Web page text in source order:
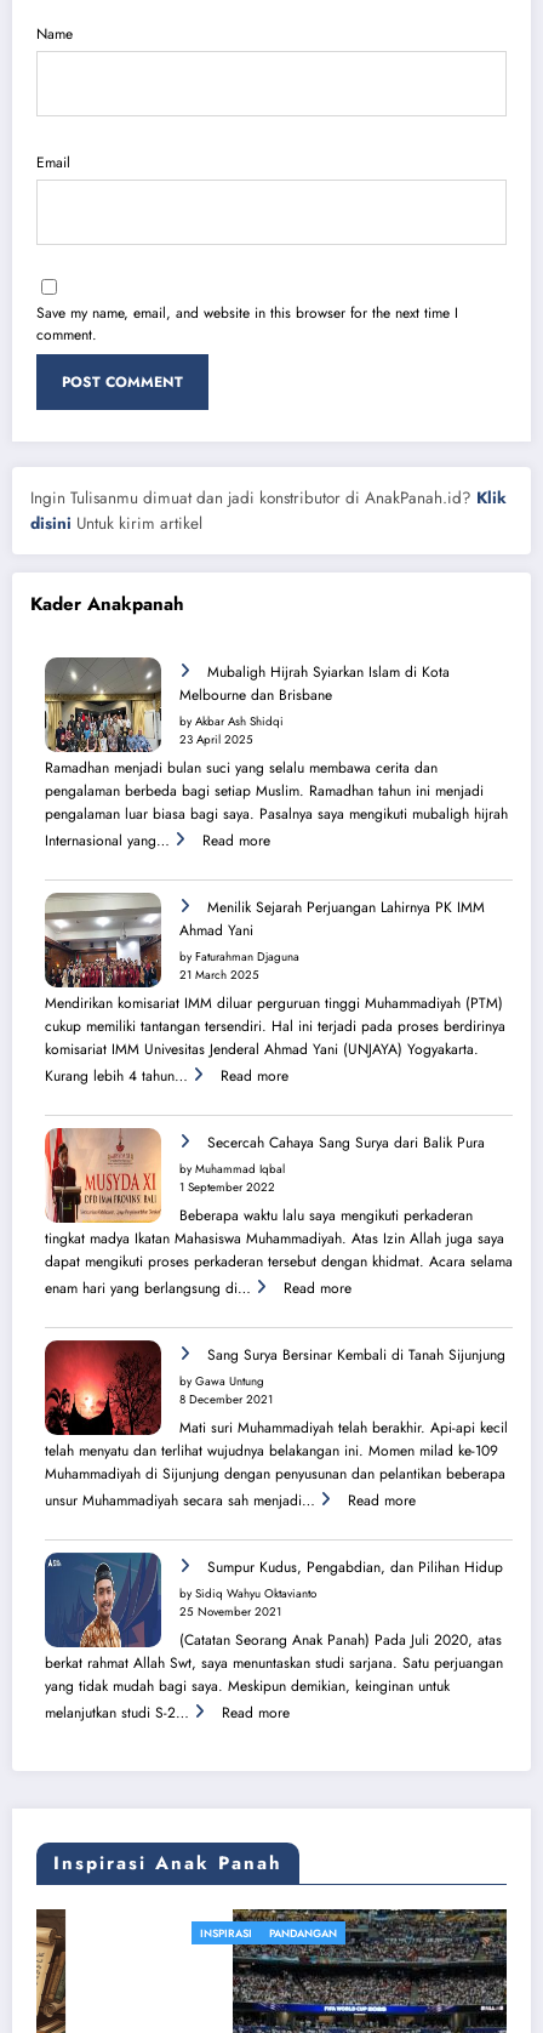
Name
Email
Save my name, email, and website in this browser for the next time I
comment.
Ingin Tulisanmu dimuat dan jadi konstributor di AnakPanah.id? Klik
disini Untuk kirim artikel
Kader Anakpanah
Mubaligh Hijrah Syiarkan Islam di Kota
Melbourne dan Brisbane
by Akbar Ash Shidqi
23 April 2025
Ramadhan menjadi bulan suci yang selalu membawa cerita dan
pengalaman berbeda bagi setiap Muslim. Ramadhan tahun ini menjadi
pengalaman luar biasa bagi saya. Pasalnya saya mengikuti mubaligh hijrah
Internasional yang…
Read more:
Hijrah
Syiarkan
di
Melbourne
dan
Brisbane
Menilik Sejarah Perjuangan Lahirnya PK IMM
Ahmad Yani
by Faturahman Djaguna
21 March 2025
Mendirikan komisariat IMM diluar perguruan tinggi Muhammadiyah (PTM)
cukup memiliki tantangan tersendiri. Hal ini terjadi pada proses berdirinya
komisariat IMM Univesitas Jenderal Ahmad Yani (UNJAYA) Yogyakarta.
Kurang lebih 4 tahun…
Read more:
Sejarah
Perjuangan
IMM
Ahmad
Yani
Secercah Cahaya Sang Surya dari Balik Pura
by Muhammad Iqbal
1 September 2022
Beberapa waktu lalu saya mengikuti perkaderan
tingkat madya Ikatan Mahasiswa Muhammadiyah. Atas Izin Allah juga saya
dapat mengikuti proses perkaderan tersebut dengan khidmat. Acara selama
enam hari yang berlangsung di…
Read more:
Cahaya
Sang
Balik
Pura
Sang Surya Bersinar Kembali di Tanah Sijunjung
by Gawa Untung
8 December 2021
Mati suri Muhammadiyah telah berakhir. Api-api kecil
telah menyatu dan terlihat wujudnya belakangan ini. Momen milad ke-109
Muhammadiyah di Sijunjung dengan penyusunan dan pelantikan beberapa
unsur Muhammadiyah secara sah menjadi…
Read more:
Surya
Bersinar
Tanah
Sijunjung
Sumpur Kudus, Pengabdian, dan Pilihan Hidup
by Sidiq Wahyu Oktavianto
25 November 2021
(Catatan Seorang Anak Panah) Pada Juli 2020, atas
berkat rahmat Allah Swt, saya menuntaskan studi sarjana. Satu perjuangan
yang tidak mudah bagi saya. Meskipun demikian, keinginan untuk
melanjutkan studi S-2…
Read more:
Pengabdian,
Hidup
Inspirasi Anak Panah
INSPIRASI